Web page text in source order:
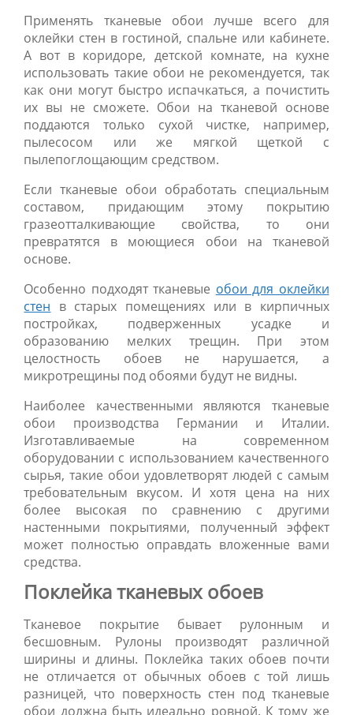
Применять тканевые обои лучше всего для
оклейки стен в гостиной, спальне или кабинете.
А вот в коридоре, детской комнате, на кухне
использовать такие обои не рекомендуется, так
как они могут быстро испачкаться, а почистить
их вы не сможете. Обои на тканевой основе
поддаются только сухой чистке, например,
пылесосом или же мягкой щеткой с
пылепоглощающим средством.
Если тканевые обои обработать специальным
составом, придающим этому покрытию
гразеотталкивающие свойства, то они
превратятся в моющиеся обои на тканевой
основе.
Особенно подходят тканевые обои для оклейки
стен в старых помещениях или в кирпичных
постройках, подверженных усадке и
образованию мелких трещин. При этом
целостность обоев не нарушается, а
микротрещины под обоями будут не видны.
Наиболее качественными являются тканевые
обои производства Германии и Италии.
Изготавливаемые на современном
оборудовании с использованием качественного
сырья, такие обои удовлетворят людей с самым
требовательным вкусом. И хотя цена на них
более высокая по сравнению с другими
настенными покрытиями, полученный эффект
может полностью оправдать вложенные вами
средства.
Поклейка тканевых обоев
Тканевое покрытие бывает рулонным и
бесшовным. Рулоны производят различной
ширины и длины. Поклейка таких обоев почти
не отличается от обычных обоев с той лишь
разницей, что поверхность стен под тканевые
обои должна быть идеально ровной. К тому же